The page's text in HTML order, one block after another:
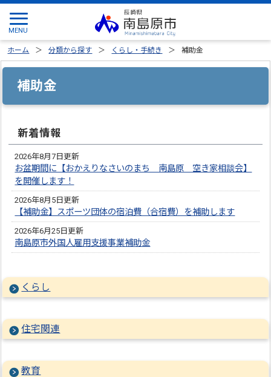
ホーム 分類から探す くらし・手続き 補助金
補助金
新着情報
2026年8月7日更新
お盆期間に【おかえりなさいのまち 南島原 空き家相談会】
を開催します！
2026年8月5日更新
【補助金】スポーツ団体の宿泊費（合宿費）を補助します
2026年6月25日更新
南島原市外国人雇用支援事業補助金
くらし
住宅関連
教育